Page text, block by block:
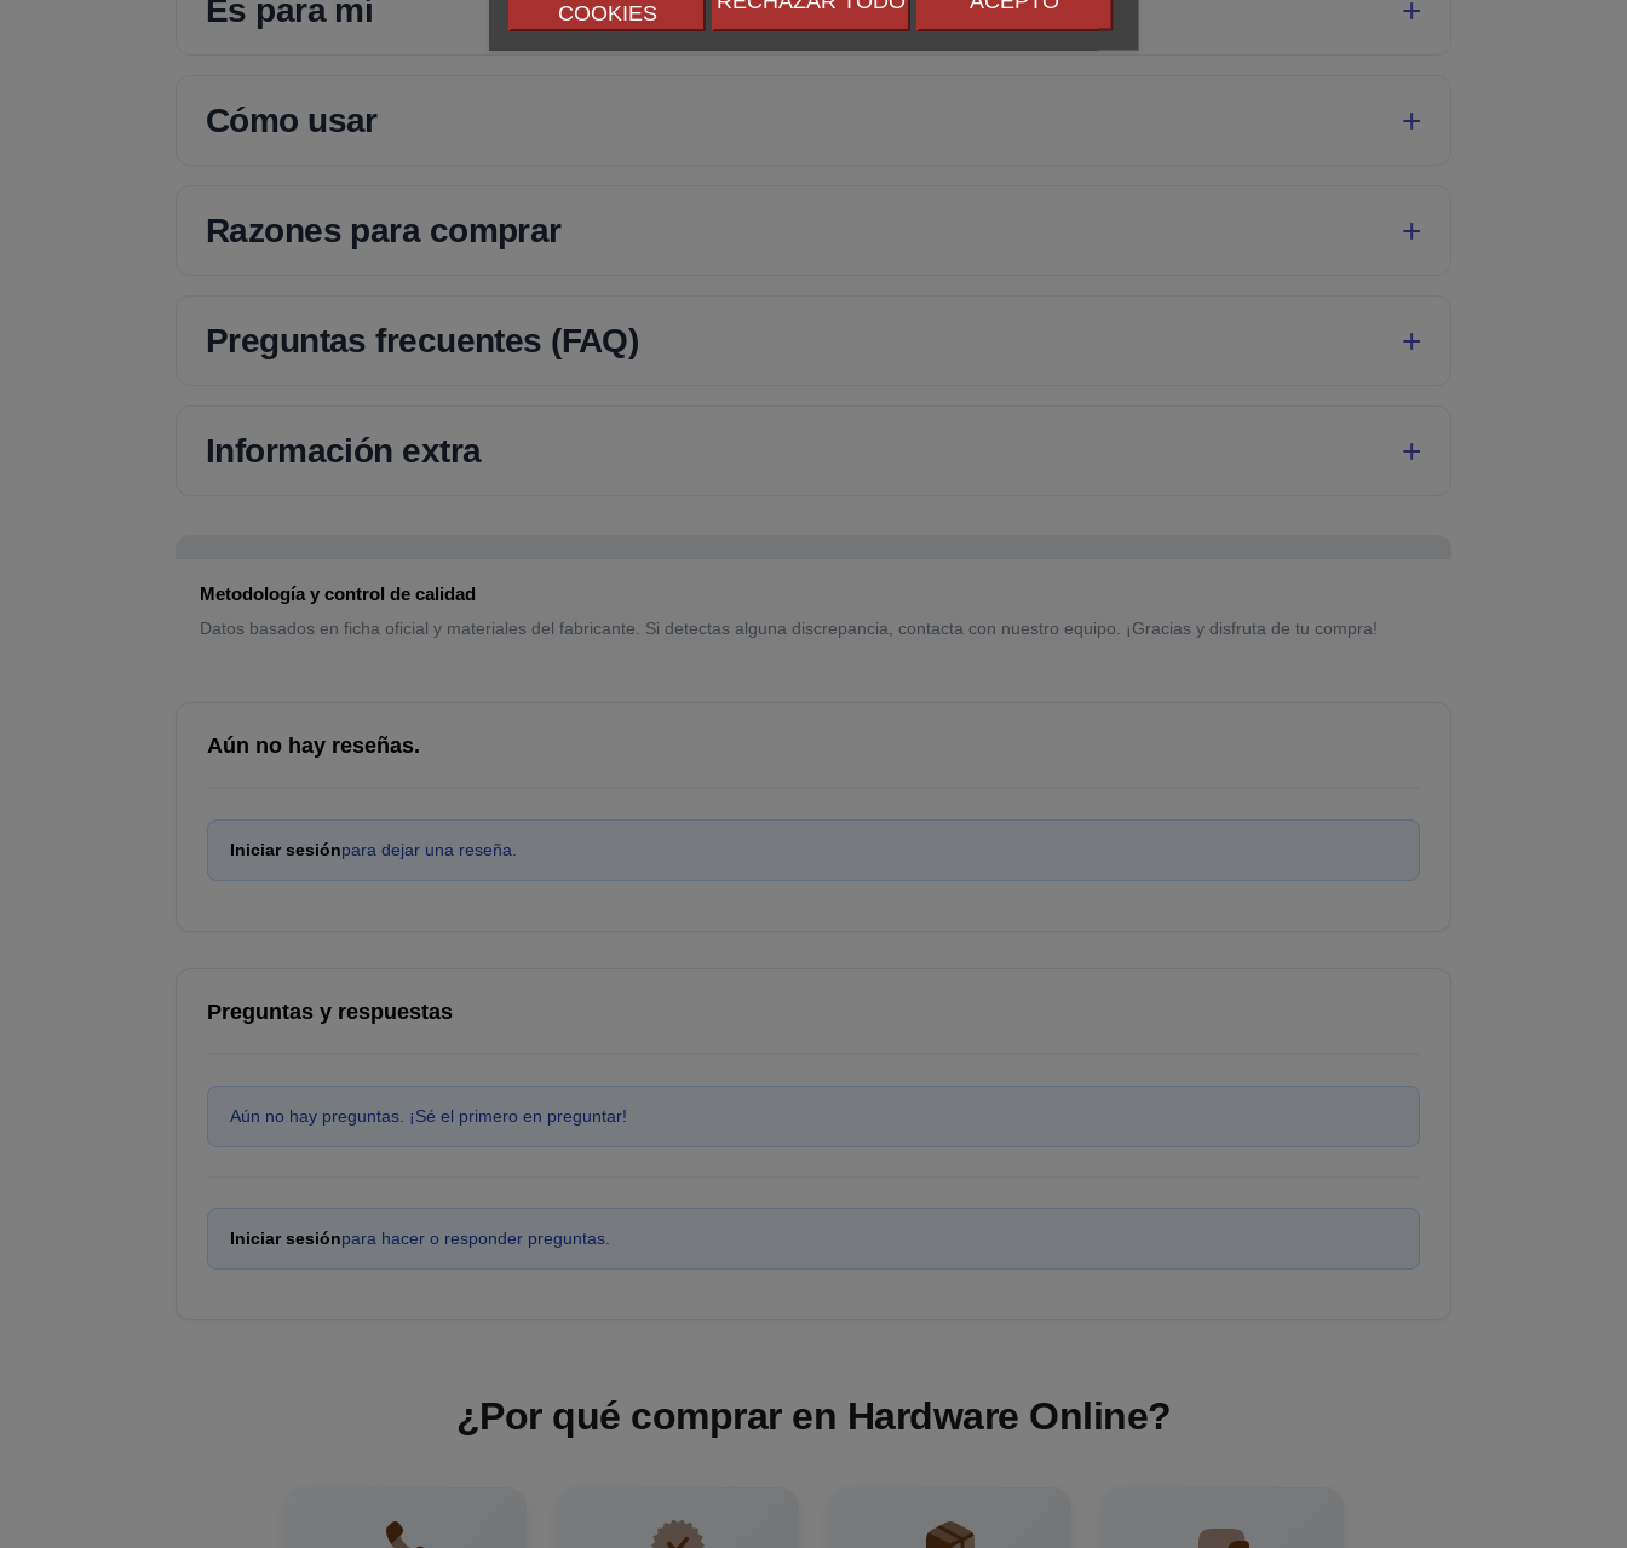
COOKIES
Es para mí
Cómo usar
Razones para comprar
Preguntas frecuentes (FAQ)
Información extra
Metodología y control de calidad
Datos basados en ficha oficial y materiales del fabricante. Si detectas alguna discrepancia, contacta con nuestro equipo. ¡Gracias y disfruta de tu compra!
Aún no hay reseñas.
Iniciar sesiónpara dejar una reseña.
Preguntas y respuestas
Aún no hay preguntas. ¡Sé el primero en preguntar!
Iniciar sesiónpara hacer o responder preguntas.
¿Por qué comprar en Hardware Online?